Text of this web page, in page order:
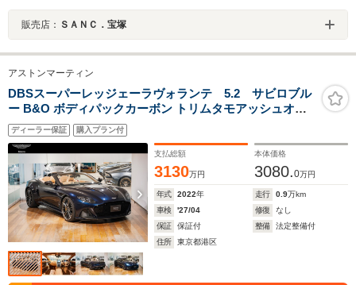
販売店： ＳＡＮＣ．宝塚
アストンマーティン
DBSスーパーレッジェーラヴォランテ 5.2 サビロブル
ー B&O ボディパックカーボン トリムタモアッシュオー
プンポア
ディーラー保証 購入プラン付
支払総額
3130万円
本体価格
3080.0万円
年式 2022年 走行 0.9万km
車検
'27/04 修復
なし
保証
保証付 整備
法定整備付
住所
東京都港区